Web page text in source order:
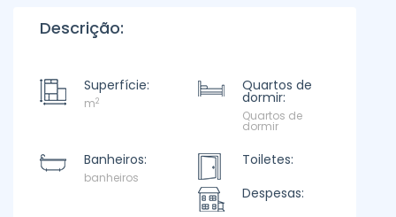
Descrição:
Superfície:
m2
Quartos de
dormir:
Quartos de
dormir
Banheiros:
banheiros
Toiletes:
Despesas: